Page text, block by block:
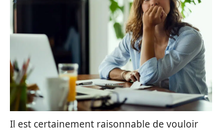
Il est certainement raisonnable de vouloir